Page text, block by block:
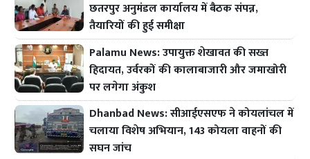
छतरपुर अनुमंडल कार्यालय में बैठक संपन्न,
तैयारियों की हुई समीक्षा
Palamu News: उपायुक्त शेखावत की सख्त
हिदायत, उर्वरकों की कालाबाजारी और जमाखोरी
पर लगेगा अंकुश
Dhanbad News: सीआईएसएफ ने कोयलांचल में
चलाया विशेष अभियान, 143 कोयला वाहनों की
सघन जांच